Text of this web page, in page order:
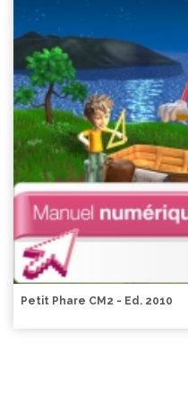
Petit Phare CM2 - Ed. 2010